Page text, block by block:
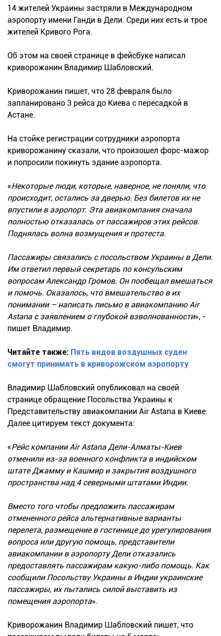
14 жителей Украины застряли в Международном
аэропорту имени Ганди в Дели. Среди них есть и трое
жителей Кривого Рога.
Об этом на своей странице в фейсбуке написал
криворожанин Владимир Шабловский.
Криворожанин пишет, что 28 февраля было
запланировано 3 рейса до Киева с пересадкой в
Астане.
На стойке регистрации сотрудники аэропорта
криворожанину сказали, что произошел форс-мажор
и попросили покинуть здание аэропорта.
«Некоторые люди, которые, наверное, не поняли, что
происходит, остались за дверью. Без билетов их не
впустили в аэропорт. Эта авиакомпания сначала
полностью отказалась от пассажиров этих рейсов.
Поднялась волна возмущения и протеста.
Пассажиры связались с посольством Украины в Дели.
Им ответил первый секретарь по консульским
вопросам Александр Громов. Он пообещал вмешаться
и помочь. Оказалось, что вмешательство в их
понимании – написать письмо в авиакомпанию Air
Astana с заявлением о глубокой взволнованности», -
пишет Владимир.
Читайте также: Пять видов воздушных суден
смогут принимать в криворожском аэропорту
Владимир Шабловский опубликовал на своей
странице обращение Посольства Украины к
Представительству авиакомпании Air Astana в Киеве.
Далее цитируем текст документа:
«Рейс компании Air Astana Дели-Алматы-Киев
отменили из-за военного конфликта в индийском
штате Джамму и Кашмир и закрытия воздушного
пространства над 4 северными штатами Индии.
Вместо того чтобы предложить пассажирам
отмененного рейса альтернативные варианты
перелета, размещение в гостинице до урегулирования
вопроса или другую помощь, представители
авиакомпании в аэропорту Дели отказались
предоставлять пассажирам какую-либо помощь. Как
сообщили Посольству Украины в Индии украинские
пассажиры, их пытались силой выставить из
помещения аэропорта».
Криворожанин Владимир Шабловский пишет, что